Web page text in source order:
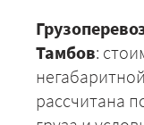
Тамбов:
рассчитана